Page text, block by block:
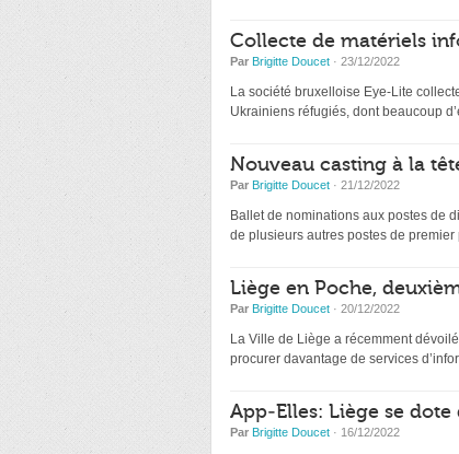
Collecte de matériels
Par Brigitte Doucet · 23/12/2022
La société bruxelloise Eye-Lite
Ukrainiens réfugiés, dont beaucoup
Nouveau casting à la
Par Brigitte Doucet · 21/12/2022
Ballet de nominations aux postes de
de plusieurs autres postes de
Liège en Poche,
Par Brigitte Doucet · 20/12/2022
La Ville de Liège a récemment
procurer davantage de services
App-Elles: Liège se
Par Brigitte Doucet · 16/12/2022